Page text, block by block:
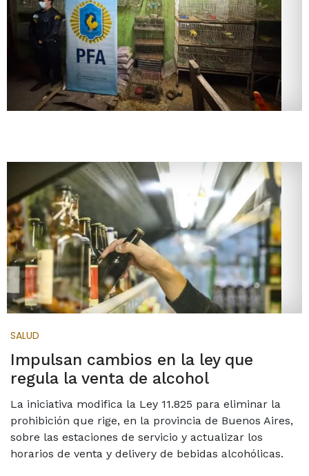
SALUD
Impulsan cambios en la ley que
regula la venta de alcohol
La iniciativa modifica la Ley 11.825 para eliminar la
prohibición que rige, en la provincia de Buenos Aires,
sobre las estaciones de servicio y actualizar los
horarios de venta y delivery de bebidas alcohólicas.